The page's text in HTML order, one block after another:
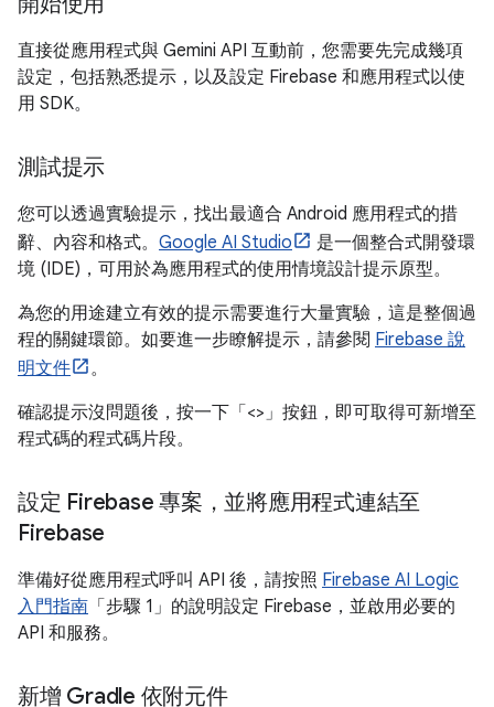
直接從應用程式與 Gemini API 互動前，您需要先完成幾項
設定，包括熟悉提示，以及設定 Firebase 和應用程式以使
用 SDK。
測試提示
您可以透過實驗提示，找出最適合 Android 應用程式的措
辭、內容和格式。 Google AI Studio
是一個整合式開發環
境 (IDE)，可用於為應用程式的使用情境設計提示原型。
為您的用途建立有效的提示需要進行大量實驗，這是整個過
程的關鍵環節。如要進一步瞭解提示，請參閱 Firebase 說
明文件
。
確認提示沒問題後，按一下「<>」 按鈕，即可取得可新增至
程式碼的程式碼片段。
設定 Firebase 專案，並將應用程式連結至
Firebase
準備好從應用程式呼叫 API 後，請按照 Firebase AI Logic
入門指南 「步驟 1」的說明設定 Firebase，並啟用必要的
API 和服務。
新增 Gradle 依附元件